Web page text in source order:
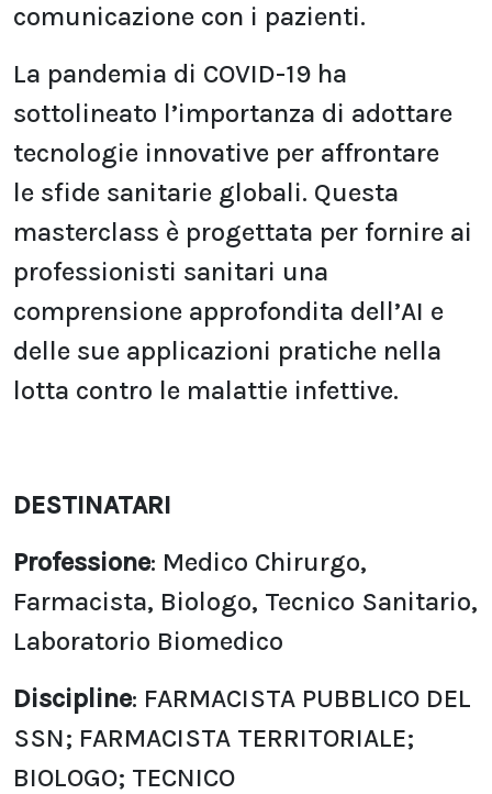
comunicazione con i pazienti.
La pandemia di COVID-19 ha
sottolineato l’importanza di adottare
tecnologie innovative per affrontare
le sfide sanitarie globali. Questa
masterclass è progettata per fornire ai
professionisti sanitari una
comprensione approfondita dell’AI e
delle sue applicazioni pratiche nella
lotta contro le malattie infettive.
DESTINATARI
Professione: Medico Chirurgo,
Farmacista, Biologo, Tecnico Sanitario,
Laboratorio Biomedico
Discipline: FARMACISTA PUBBLICO DEL
SSN; FARMACISTA TERRITORIALE;
BIOLOGO; TECNICO